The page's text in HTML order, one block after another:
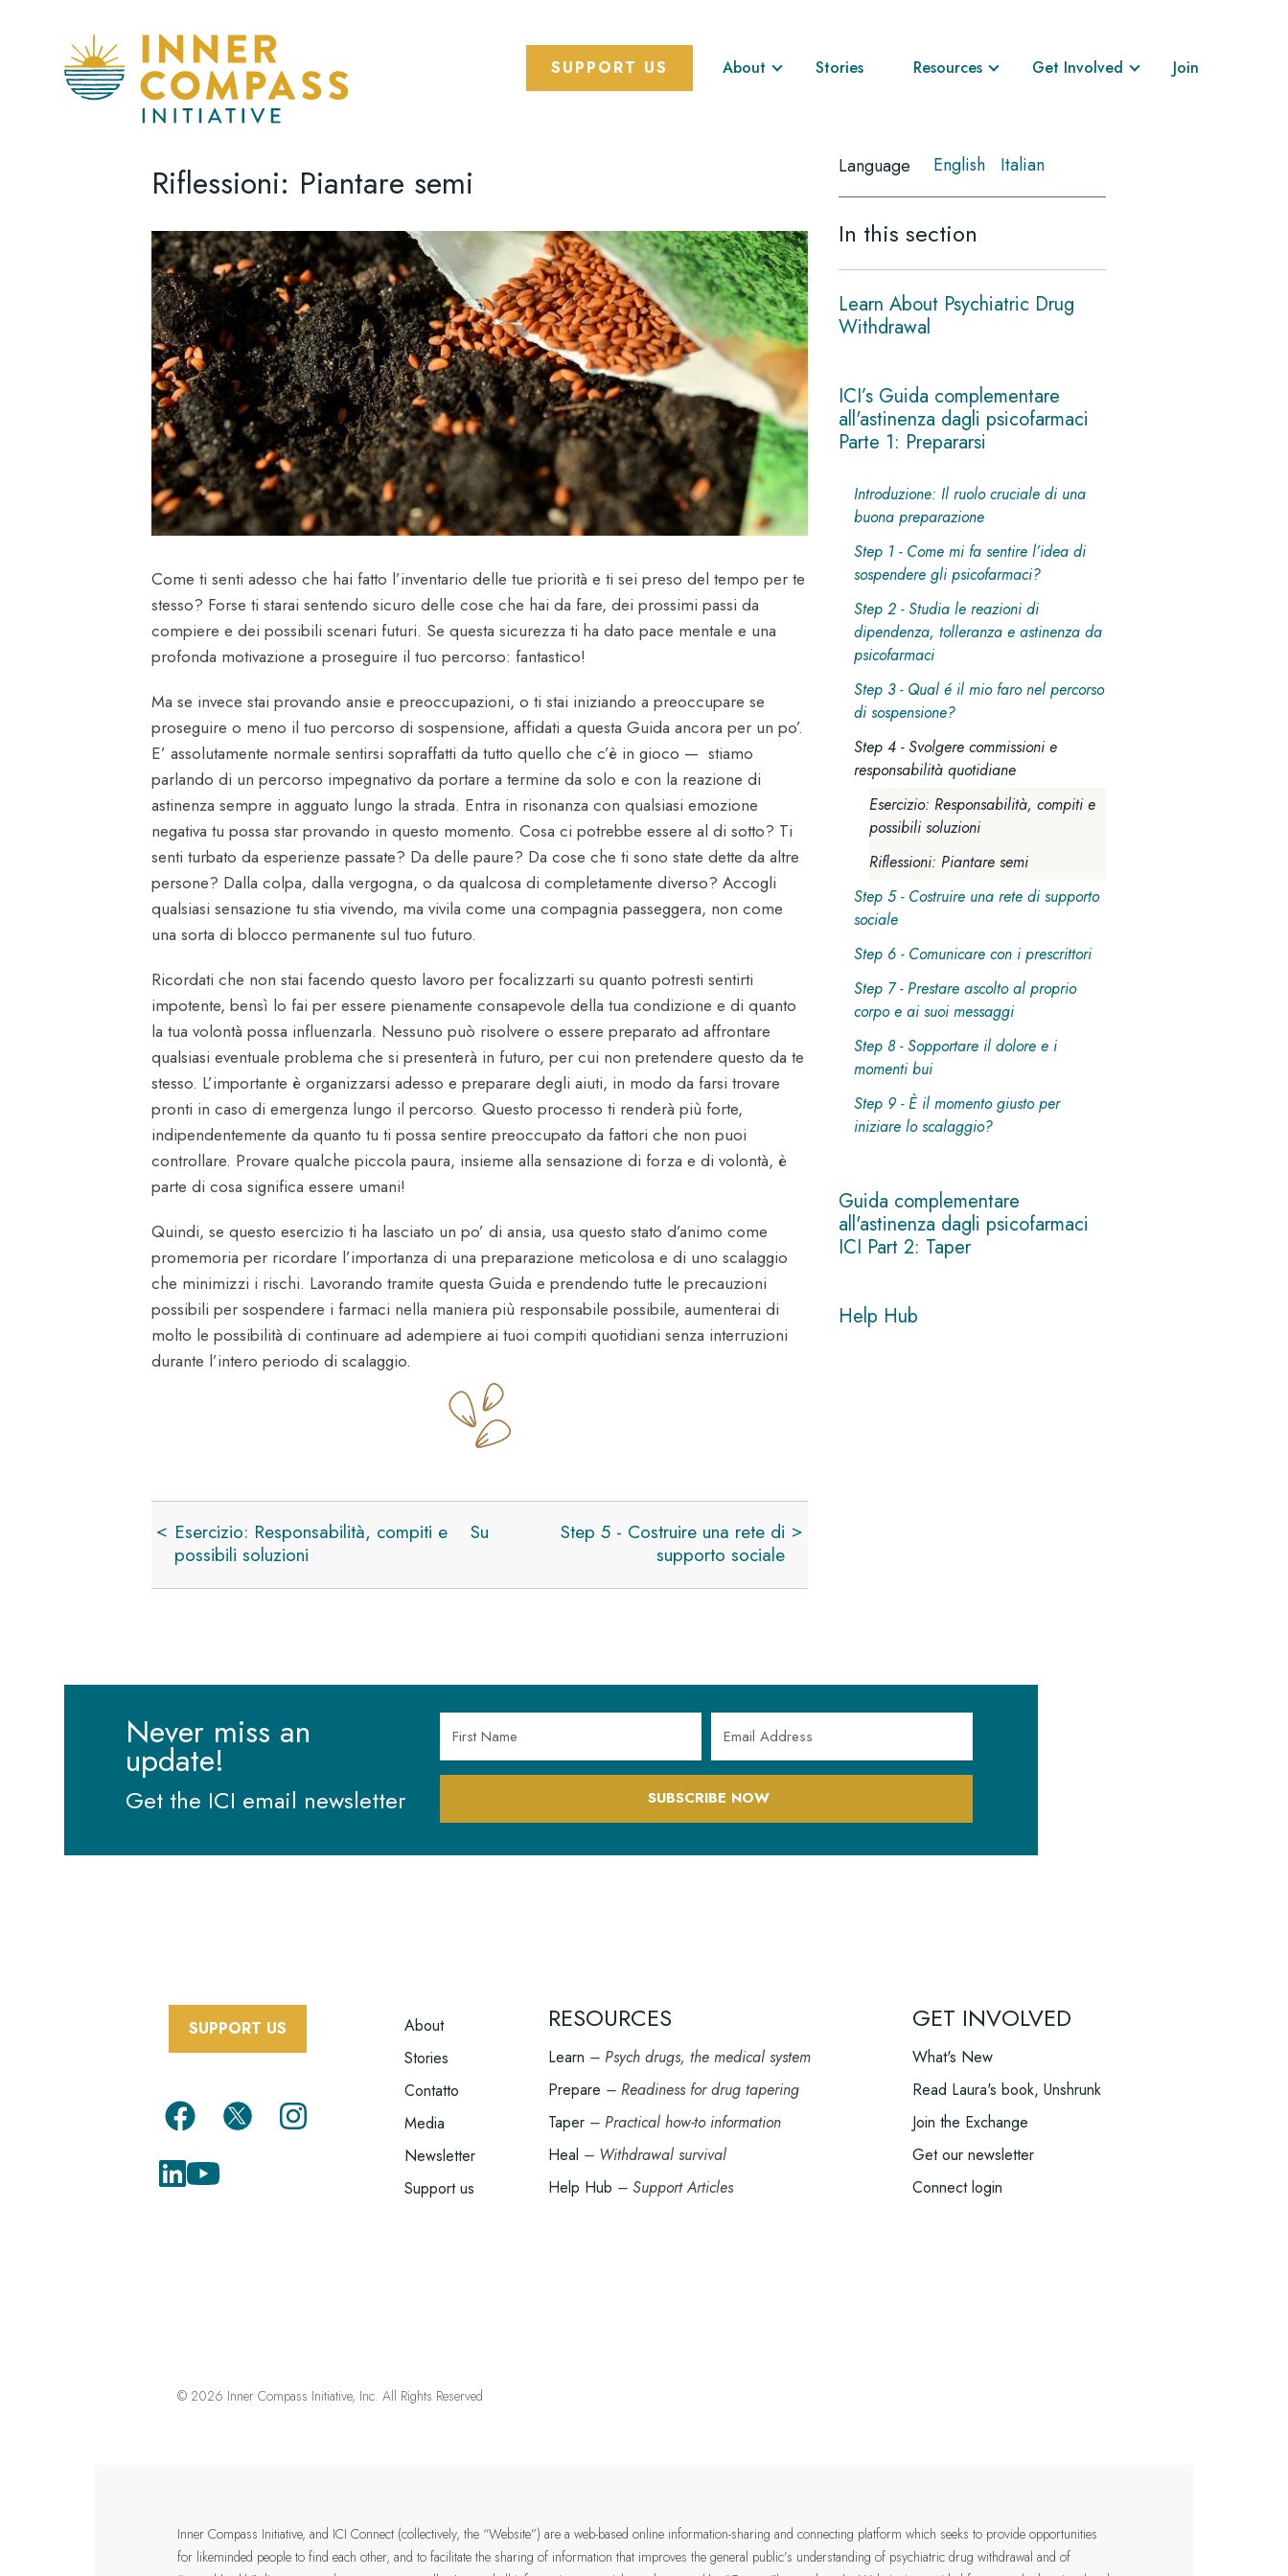
SUPPORT US About Stories Resources Get Involved Join
Riflessioni: Piantare semi
Come ti senti adesso che hai fatto l’inventario delle tue priorità e ti sei preso del tempo per te
stesso? Forse ti starai sentendo sicuro delle cose che hai da fare, dei prossimi passi da
compiere e dei possibili scenari futuri. Se questa sicurezza ti ha dato pace mentale e una
profonda motivazione a proseguire il tuo percorso: fantastico!
Ma se invece stai provando ansie e preoccupazioni, o ti stai iniziando a preoccupare se
proseguire o meno il tuo percorso di sospensione, affidati a questa Guida ancora per un po’.
E’ assolutamente normale sentirsi sopraffatti da tutto quello che c’è in gioco — stiamo
parlando di un percorso impegnativo da portare a termine da solo e con la reazione di
astinenza sempre in agguato lungo la strada. Entra in risonanza con qualsiasi emozione
negativa tu possa star provando in questo momento. Cosa ci potrebbe essere al di sotto? Ti
senti turbato da esperienze passate? Da delle paure? Da cose che ti sono state dette da altre
persone? Dalla colpa, dalla vergogna, o da qualcosa di completamente diverso? Accogli
qualsiasi sensazione tu stia vivendo, ma vivila come una compagnia passeggera, non come
una sorta di blocco permanente sul tuo futuro.
Ricordati che non stai facendo questo lavoro per focalizzarti su quanto potresti sentirti
impotente, bensì lo fai per essere pienamente consapevole della tua condizione e di quanto
la tua volontà possa influenzarla. Nessuno può risolvere o essere preparato ad affrontare
qualsiasi eventuale problema che si presenterà in futuro, per cui non pretendere questo da te
stesso. L’importante è organizzarsi adesso e preparare degli aiuti, in modo da farsi trovare
pronti in caso di emergenza lungo il percorso. Questo processo ti renderà più forte,
indipendentemente da quanto tu ti possa sentire preoccupato da fattori che non puoi
controllare. Provare qualche piccola paura, insieme alla sensazione di forza e di volontà, è
parte di cosa significa essere umani!
Quindi, se questo esercizio ti ha lasciato un po’ di ansia, usa questo stato d’animo come
promemoria per ricordare l’importanza di una preparazione meticolosa e di uno scalaggio
che minimizzi i rischi. Lavorando tramite questa Guida e prendendo tutte le precauzioni
possibili per sospendere i farmaci nella maniera più responsabile possibile, aumenterai di
molto le possibilità di continuare ad adempiere ai tuoi compiti quotidiani senza interruzioni
durante l’intero periodo di scalaggio.
di
attraversamento
del
Piantare
semi
Esercizio: Responsabilità, compiti e
possibili soluzioni
Su
Step 5 - Costruire una rete di
supporto sociale
Language English Italian
In this section
Learn About Psychiatric Drug
Withdrawal
ICI’s Guida complementare
all'astinenza dagli psicofarmaci
Parte 1: Prepararsi
Introduzione: Il ruolo cruciale di una
buona preparazione
Step 1 - Come mi fa sentire l’idea di
sospendere gli psicofarmaci?
Step 2 - Studia le reazioni di
dipendenza, tolleranza e astinenza da
psicofarmaci
Step 3 - Qual é il mio faro nel percorso
di sospensione?
Step 4 - Svolgere commissioni e
responsabilità quotidiane
Esercizio: Responsabilità, compiti e
possibili soluzioni
Riflessioni: Piantare semi
Step 5 - Costruire una rete di supporto
sociale
Step 6 - Comunicare con i prescrittori
Step 7 - Prestare ascolto al proprio
corpo e ai suoi messaggi
Step 8 - Sopportare il dolore e i
momenti bui
Step 9 - È il momento giusto per
iniziare lo scalaggio?
Guida complementare
all'astinenza dagli psicofarmaci
ICI Part 2: Taper
Help Hub
Never miss an
update!
Get the ICI email newsletter SUBSCRIBE NOW
SUPPORT US FOOTER
MENU
About
Stories
Contatto
Media
Newsletter
Support us
RESOURCES
Learn – Psych drugs, the medical system
Prepare – Readiness for drug tapering
Taper – Practical how-to information
Heal – Withdrawal survival
Help Hub – Support Articles
GET INVOLVED
What's New
Read Laura's book, Unshrunk
Join the Exchange
Get our newsletter
Connect login
© 2026 Inner Compass Initiative, Inc. All Rights Reserved
Inner Compass Initiative, and ICI Connect (collectively, the “Website”) are a web-based online information-sharing and connecting platform which seeks to provide opportunities
for likeminded people to find each other, and to facilitate the sharing of information that improves the general public’s understanding of psychiatric drug withdrawal and of